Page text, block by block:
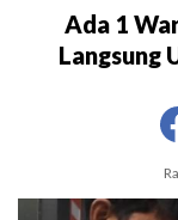
Ada 1
Langsung